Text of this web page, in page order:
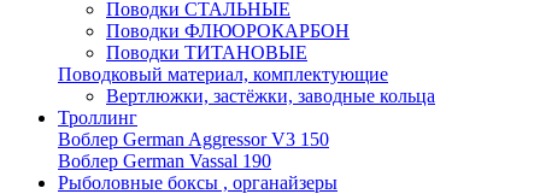
Поводки СТАЛЬНЫЕ
Поводки ФЛЮОРОКАРБОН
Поводки ТИТАНОВЫЕ
Поводковый материал, комплектующие
Вертлюжки, застёжки, заводные кольца
Троллинг
Воблер German Aggressor V3 150
Воблер German Vassal 190
Рыболовные боксы , органайзеры